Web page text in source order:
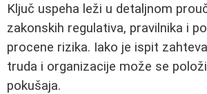
Ključ uspeha leži u detaljnom
zakonskih regulativa, pravilnika i
procene rizika. Iako je ispit
truda i organizacije može se
pokušaja.